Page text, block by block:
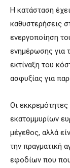
Η κατάσταση
καθυστερήσεις
ενεργοποίηση
ενημέρωσης για
εκτίναξη του
ασφυξίας για
Οι
εκατομμυρίων
μέγεθος, αλλά
την πραγματική
εφοδίων που